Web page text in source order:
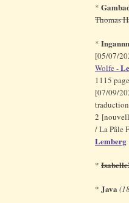
*
Thomas
*
[05/07/
Wolfe -
1115
[07/09/
2
/ La Pâle
Lemberg
*
* Java